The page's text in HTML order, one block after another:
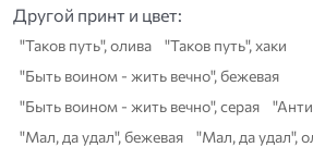
Другой принт и цвет:
"Таков путь", олива
"Таков путь", хаки
"Быть воином - жить вечно", бежевая
"Быть воином - жить вечно", серая
"Мал, да удал", бежевая
"Мал, да удал",